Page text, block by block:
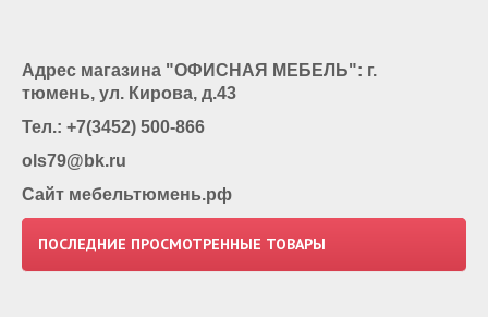
Адрес магазина "ОФИСНАЯ МЕБЕЛЬ": г.
тюмень, ул. Кирова, д.43
Тел.: +7(3452) 500-866
ols79@bk.ru
Сайт мебельтюмень.рф
ПОСЛЕДНИЕ ПРОСМОТРЕННЫЕ ТОВАРЫ